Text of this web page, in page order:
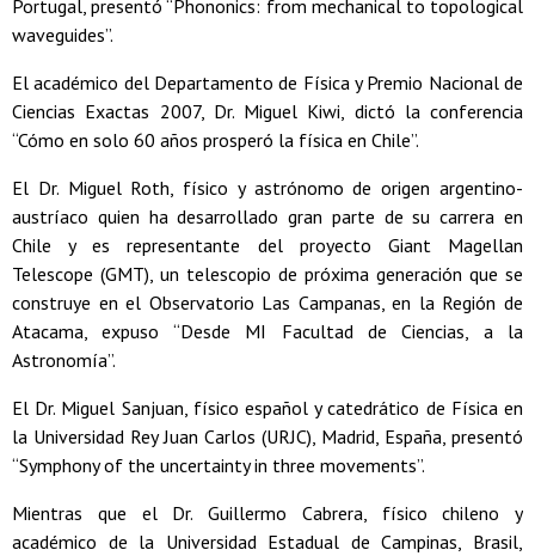
Portugal, presentó “Phononics: from mechanical to topological
waveguides”.
El académico del Departamento de Física y Premio Nacional de
Ciencias Exactas 2007, Dr. Miguel Kiwi, dictó la conferencia
“Cómo en solo 60 años prosperó la física en Chile”.
El Dr. Miguel Roth, físico y astrónomo de origen argentino-
austríaco quien ha desarrollado gran parte de su carrera en
Chile y es representante del proyecto Giant Magellan
Telescope (GMT), un telescopio de próxima generación que se
construye en el Observatorio Las Campanas, en la Región de
Atacama, expuso “Desde MI Facultad de Ciencias, a la
Astronomía”.
El Dr. Miguel Sanjuan, físico español y catedrático de Física en
la Universidad Rey Juan Carlos (URJC), Madrid, España, presentó
“Symphony of the uncertainty in three movements”.
Mientras que el Dr. Guillermo Cabrera, físico chileno y
académico de la Universidad Estadual de Campinas, Brasil,